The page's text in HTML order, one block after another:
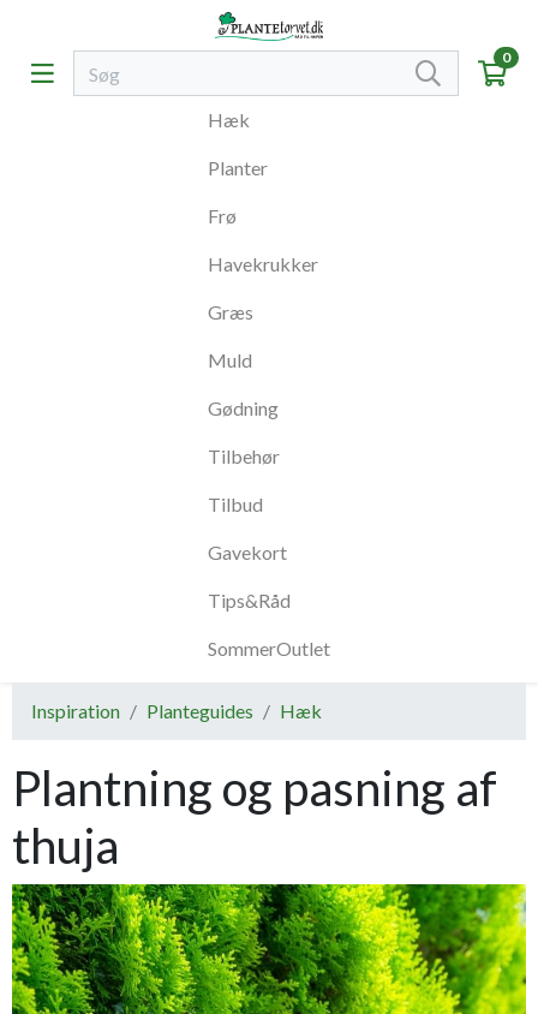
0
Hæk
Planter
Frø
Havekrukker
Græs
Muld
Gødning
Tilbehør
Tilbud
Gavekort
Tips&Råd
SommerOutlet
Inspiration Planteguides Hæk
Plantning og pasning af
thuja